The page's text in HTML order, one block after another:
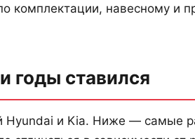
комплектации, навесному и
годы ставился
Hyundai и Kia. Ниже — самые